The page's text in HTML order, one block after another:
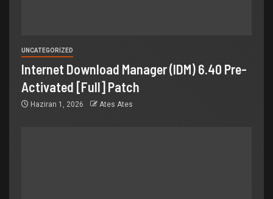
UNCATEGORIZED
Internet Download Manager (IDM) 6.40 Pre-
Activated [Full] Patch
Haziran 1, 2026 Ates Ates